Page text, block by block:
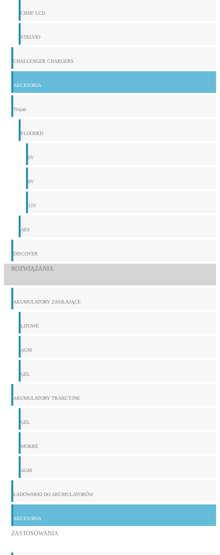
CBHF LCD
STELVIO
CHALLENGER CHARGERS
AKCESORIA
Trojan
FLOODED
6V
8V
12V
AES
DISCOVER
ROZWIĄZANIA
AKUMULATORY ZASILAJĄCE
LITOWE
AGM
GEL
AKUMULATORY TRAKCYJNE
GEL
MOKRE
AGM
ŁADOWARKI DO AKUMULATORÓW
AKCESORIA
ZASTOSOWANIA